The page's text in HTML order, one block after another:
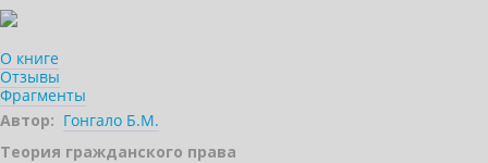
О книге
Отзывы
Фрагменты
Автор: Гонгало Б.М.
Теория гражданского права